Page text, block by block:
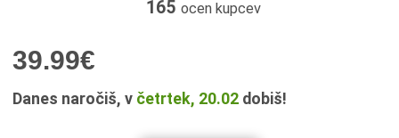
165 ocen kupcev
39.99€
Danes naročiš, v četrtek, 20.02dobiš!